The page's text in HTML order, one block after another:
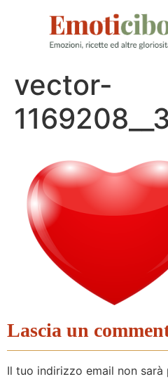
vector-
Lascia un
Il tuo indirizzo email non sarà